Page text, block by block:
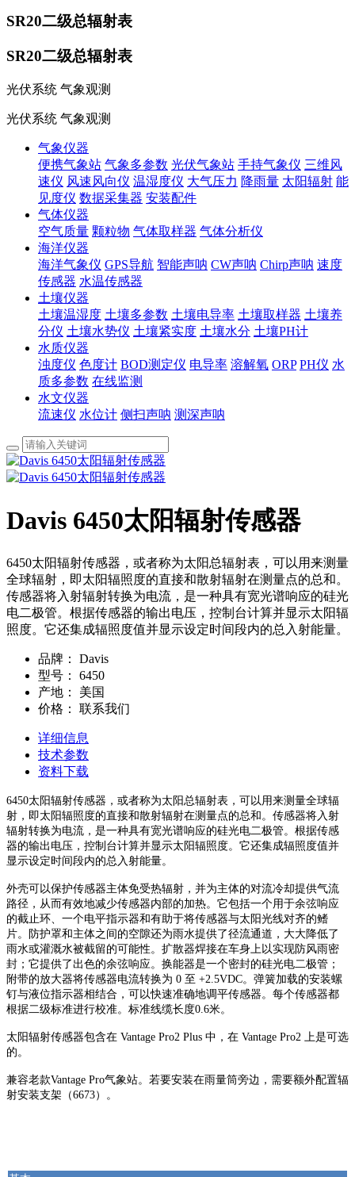
SR20二级总辐射表
SR20二级总辐射表
光伏系统 气象观测
光伏系统 气象观测
气象仪器
便携气象站 气象多参数 光伏气象站 手持气象仪 三维风
速仪 风速风向仪 温湿度仪 大气压力 降雨量 太阳辐射 能
见度仪 数据采集器 安装配件
气体仪器
空气质量 颗粒物 气体取样器 气体分析仪
海洋仪器
海洋气象仪 GPS导航 智能声呐 CW声呐 Chirp声呐 速度
传感器 水温传感器
土壤仪器
土壤温湿度 土壤多参数 土壤电导率 土壤取样器 土壤养
分仪 土壤水势仪 土壤紧实度 土壤水分 土壤PH计
水质仪器
浊度仪 色度计 BOD测定仪 电导率 溶解氧 ORP PH仪 水
质多参数 在线监测
水文仪器
流速仪 水位计 侧扫声呐 测深声呐
Davis 6450太阳辐射传感器
6450太阳辐射传感器，或者称为太阳总辐射表，可以用来测量
全球辐射，即太阳辐照度的直接和散射辐射在测量点的总和。
传感器将入射辐射转换为电流，是一种具有宽光谱响应的硅光
电二极管。根据传感器的输出电压，控制台计算并显示太阳辐
照度。它还集成辐照度值并显示设定时间段内的总入射能量。
品牌：
Davis
型号：
6450
产地：
美国
价格：
联系我们
详细信息
技术参数
资料下载
6450太阳辐射传感器，或者称为太阳总辐射表，可以用来测量全球辐
射，即太阳辐照度的直接和散射辐射在测量点的总和。传感器将入射
辐射转换为电流，是一种具有宽光谱响应的硅光电二极管。根据传感
器的输出电压，控制台计算并显示太阳辐照度。它还集成辐照度值并
显示设定时间段内的总入射能量。
外壳可以保护传感器主体免受热辐射，并为主体的对流冷却提供气流
路径，从而有效地减少传感器内部的加热。它包括一个用于余弦响应
的截止环、一个电平指示器和有助于将传感器与太阳光线对齐的鳍
片。防护罩和主体之间的空隙还为雨水提供了径流通道，大大降低了
雨水或灌溉水被截留的可能性。扩散器焊接在车身上以实现防风雨密
封；它提供了出色的余弦响应。换能器是一个密封的硅光电二极管；
附带的放大器将传感器电流转换为 0 至 +2.5VDC。弹簧加载的安装螺
钉与液位指示器相结合，可以快速准确地调平传感器。每个传感器都
根据二级标准进行校准。 标准线缆长度0.6米。
太阳辐射传感器包含在 Vantage Pro2 Plus 中，在 Vantage Pro2 上是可选
的。
兼容老款Vantage Pro气象站。若要安装在雨量筒旁边，需要额外配置辐
射安装支架（6673）。